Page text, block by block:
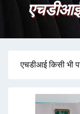
एचडीआई
एचडीआई किसी भी